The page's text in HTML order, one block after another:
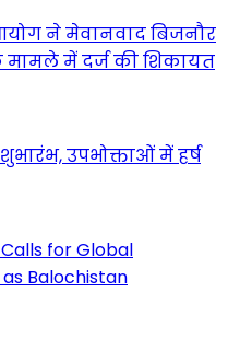
ने मेवानवाद बिजनौर
मामले में दर्ज की शिकायत
उपभोक्ताओं में हर्ष
for Global
Balochistan